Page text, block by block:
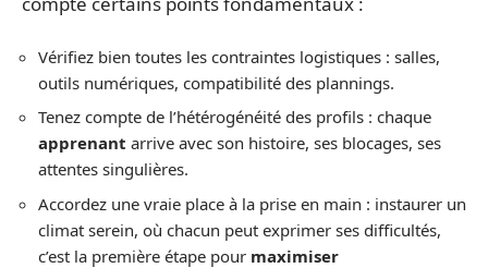
Vérifiez bien toutes les contraintes logistiques : salles,
outils numériques, compatibilité des plannings.
Tenez compte de l’hétérogénéité des profils : chaque
apprenant arrive avec son histoire, ses blocages, ses
attentes singulières.
Accordez une vraie place à la prise en main : instaurer un
climat serein, où chacun peut exprimer ses difficultés,
c’est la première étape pour maximiser